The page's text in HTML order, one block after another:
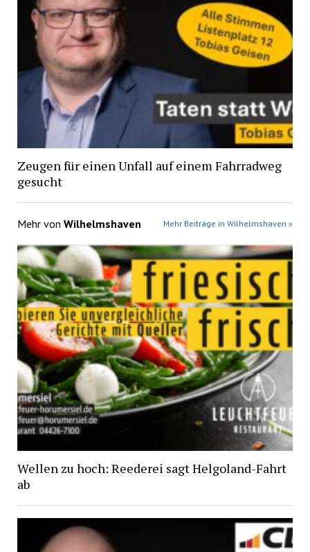
Zeugen für einen Unfall auf einem Fahrradweg
gesucht
Mehr von Wilhelmshaven Mehr Beiträge in Wilhelmshaven »
Wellen zu hoch: Reederei sagt Helgoland-Fahrt
ab